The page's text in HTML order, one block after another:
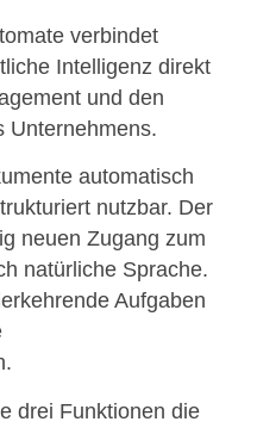
verbindet
Intelligenz direkt
und den
Unternehmens.
automatisch
nutzbar. Der
neuen Zugang zum
natürliche Sprache.
Aufgaben
drei Funktionen die